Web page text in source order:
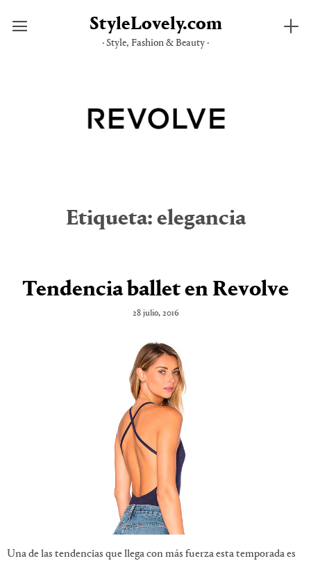
StyleLovely.com
· Style, Fashion & Beauty ·
Etiqueta: elegancia
Tendencia ballet en Revolve
28 julio, 2016
Una de las tendencias que llega con más fuerza esta temporada es